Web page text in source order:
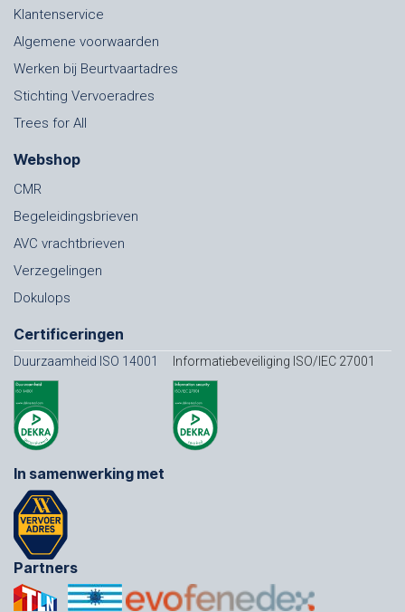
Klantenservice
Algemene voorwaarden
Werken bij Beurtvaartadres
Stichting Vervoeradres
Trees for All
Webshop
CMR
Begeleidingsbrieven
AVC vrachtbrieven
Verzegelingen
Dokulops
Certificeringen
Duurzaamheid ISO 14001 Informatiebeveiliging ISO/IEC 27001
In samenwerking met
Partners